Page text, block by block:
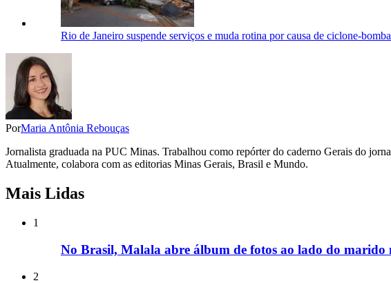
Rio de Janeiro suspende serviços e muda rotina por causa de ciclone-bomba
PorMaria Antônia Rebouças
Jornalista graduada na PUC Minas. Trabalhou como repórter do caderno Gerais do
Atualmente, colabora com as editorias Minas Gerais, Brasil e Mundo.
Mais Lidas
1
No Brasil, Malala abre álbum de fotos ao lado do marido
2